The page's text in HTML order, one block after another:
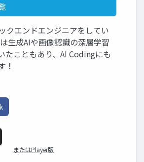
クエンドエンジニアをしてい
生成AIや画像認識の深層学習
たこともあり、AI Codingにも
！
またはPlayer版